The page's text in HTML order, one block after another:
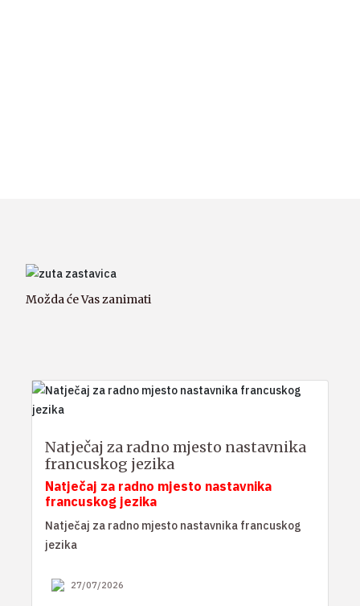
Možda će Vas zanimati
Natječaj za radno mjesto nastavnika
francuskog jezika
Natječaj za radno mjesto nastavnika
francuskog jezika
Natječaj za radno mjesto nastavnika francuskog
jezika
27/07/2026